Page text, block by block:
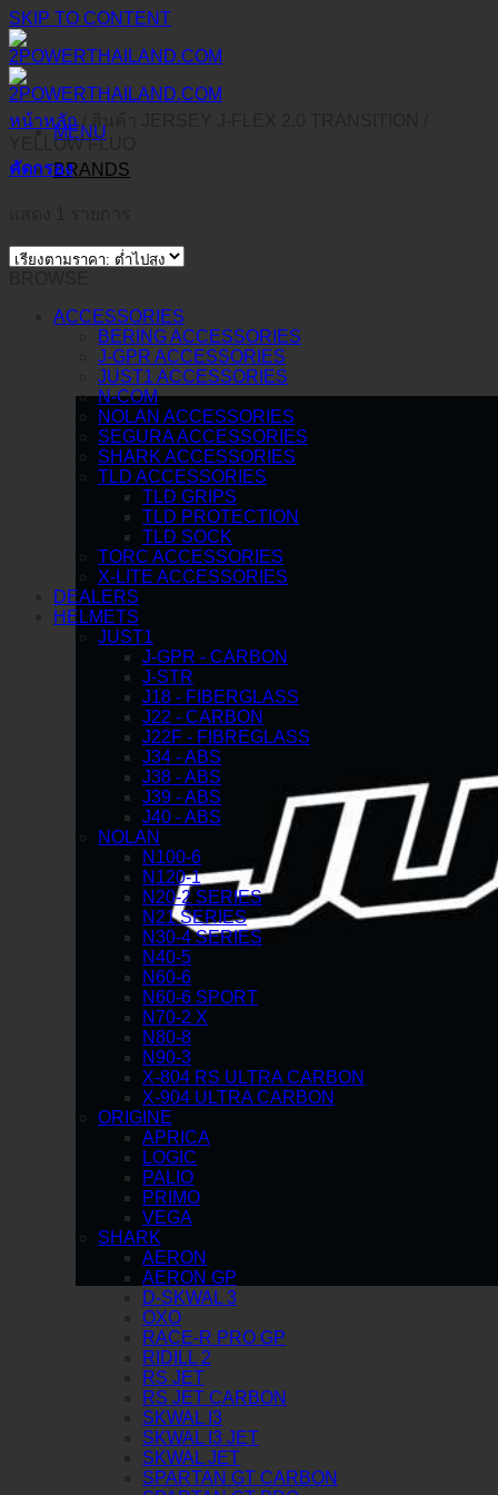
SKIP TO CONTENT
MENU
BRANDS
หน้าหลัก / สินค้า JERSEY J-FLEX 2.0 TRANSITION
YELLOW FLUO
คัดกรอง
ACCESSORIES
BERING ACCESSORIES
J-GPR ACCESSORIES
JUST1 ACCESSORIES
N-COM
NOLAN ACCESSORIES
SEGURA ACCESSORIES
SHARK ACCESSORIES
TLD ACCESSORIES
TLD GRIPS
TLD PROTECTION
TLD SOCK
TORC ACCESSORIES
X-LITE ACCESSORIES
DEALERS
HELMETS
JUST1
J-GPR - CARBON
J-STR
J18 - FIBERGLASS
J22 - CARBON
J22F - FIBREGLASS
J34 - ABS
J38 - ABS
J39 - ABS
J40 - ABS
NOLAN
N100-6
N120-1
N20-2 SERIES
N21 SERIES
N30-4 SERIES
N40-5
N60-6
N60-6 SPORT
N70-2 X
N80-8
N90-3
X-804 RS ULTRA CARBON
X-904 ULTRA CARBON
ORIGINE
APRICA
LOGIC
PALIO
PRIMO
VEGA
SHARK
AERON
AERON GP
D-SKWAL 3
OXO
RACE-R PRO GP
RIDILL 2
RS JET
RS JET CARBON
SKWAL I3
SKWAL I3 JET
SKWAL JET
SPARTAN GT CARBON